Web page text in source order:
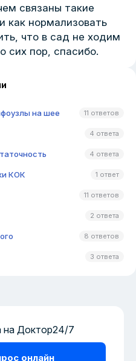
связаны такие
как нормализовать
что в сад не ходим
сих пор, спасибо.
на шее 11 ответов
4 ответа
4 ответа
КОК 1 ответ
11 ответов
2 ответа
8 ответов
3 ответа
на Доктор24/7
онлайн